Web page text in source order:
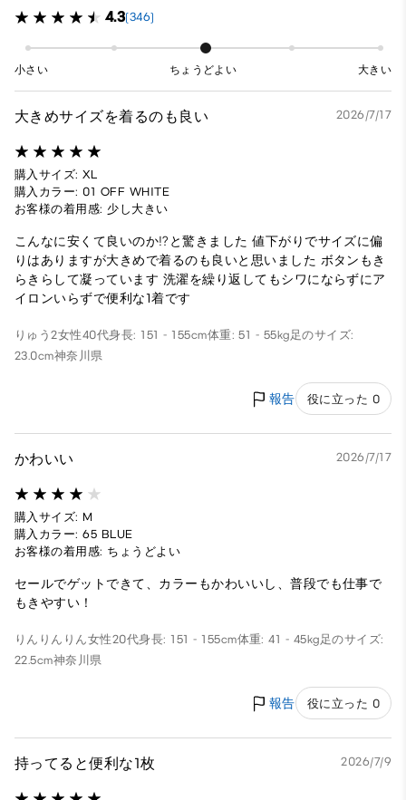
4.3(346)
小さい ちょうどよい 大きい
大きめサイズを着るのも良い 2026/7/17
購入サイズ: XL
購入カラー: 01 OFF WHITE
お客様の着用感: 少し大きい
こんなに安くて良いのか⁉︎と驚きました 値下がりでサイズに偏
りはありますが大きめで着るのも良いと思いました ボタンもき
らきらして凝っています 洗濯を繰り返してもシワにならずにア
イロンいらずで便利な1着です
りゅう2女性40代身長: 151 - 155cm体重: 51 - 55kg足のサイズ:
23.0cm神奈川県
報告 役に立った 0
かわいい 2026/7/17
購入サイズ: M
購入カラー: 65 BLUE
お客様の着用感: ちょうどよい
セールでゲットできて、カラーもかわいいし、普段でも仕事で
もきやすい！
りんりんりん女性20代身長: 151 - 155cm体重: 41 - 45kg足のサイズ:
22.5cm神奈川県
報告 役に立った 0
持ってると便利な1枚 2026/7/9